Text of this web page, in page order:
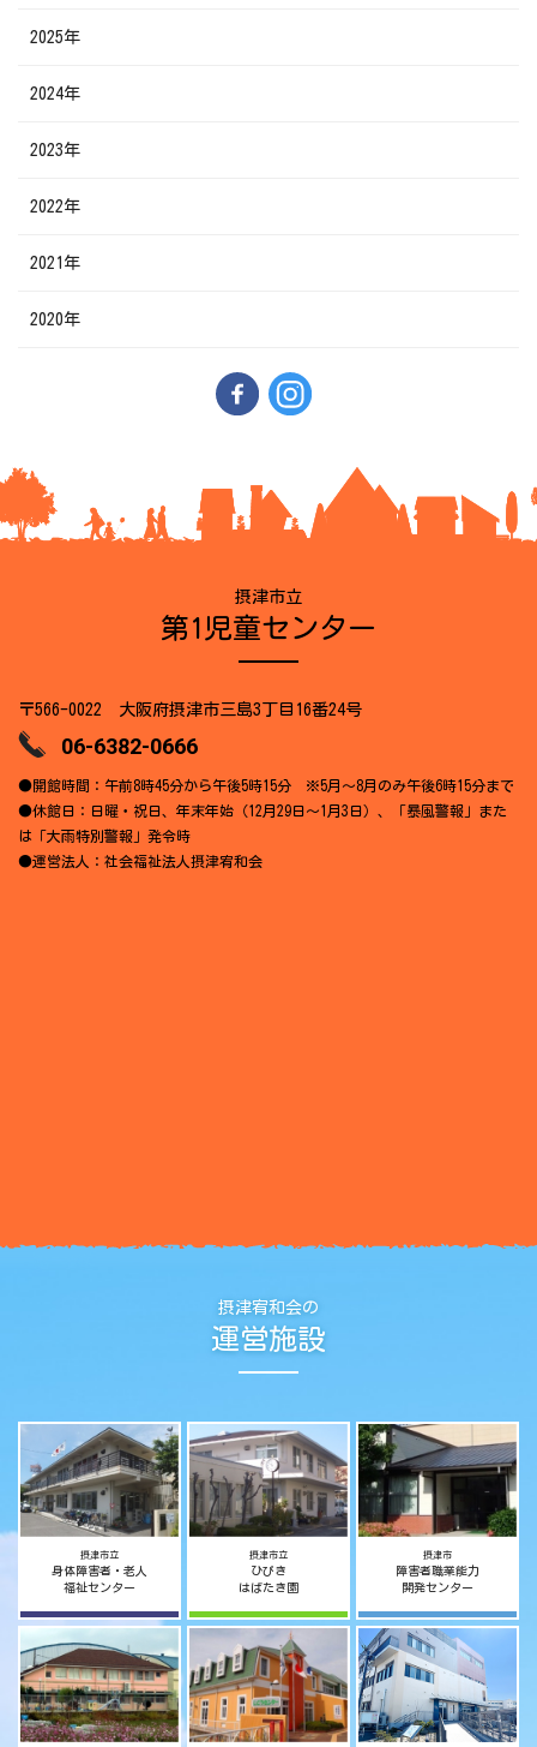
2025年
2024年
2023年
2022年
2021年
2020年
摂津市立
第1児童センター
〒566-0022 大阪府摂津市三島3丁目16番24号
06-6382-0666
●開館時間：午前8時45分から午後5時15分 ※5月～8月のみ午後6時15分まで
●休館日：日曜・祝日、年末年始（12月29日～1月3日）、「暴風警報」また
は「大雨特別警報」発令時
●運営法人：社会福祉法人摂津宥和会
摂津宥和会の
運営施設
摂津市立
身体障害者・老人
福祉センター
摂津市立
ひびき
はばたき園
摂津市
障害者職業能力
開発センター